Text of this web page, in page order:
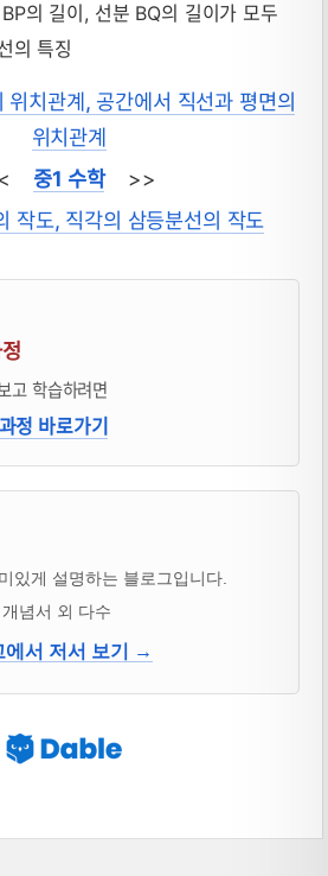
의 길이, 선분 BQ의 길이가 모두
위치관계, 공간에서 직선과 평면의
위치관계
중1 수학>>
작도, 직각의 삼등분선의 작도
고 학습하려면
정 바로가기
재 소개
있게 설명하는 블로그입니다.
념서 외 다수
그
에서 저서 보기 →